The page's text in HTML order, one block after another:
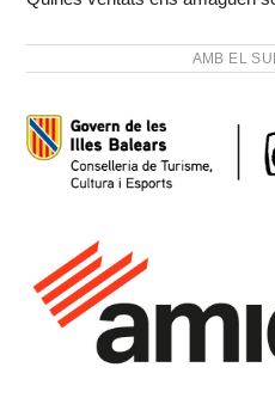
AMB EL